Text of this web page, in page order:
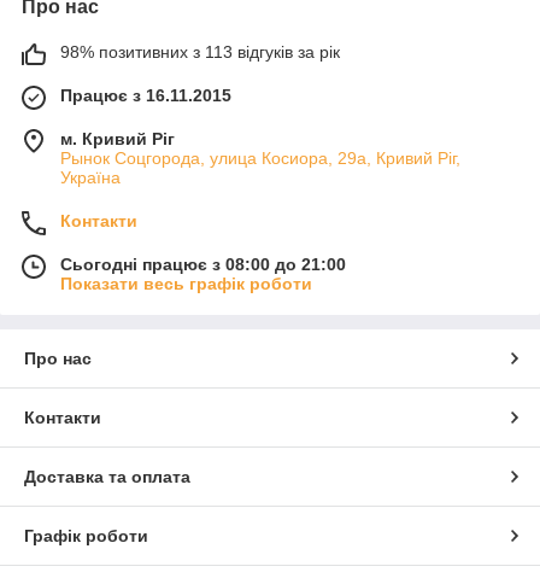
Про нас
98% позитивних з 113 відгуків за рік
Працює з 16.11.2015
м. Кривий Ріг
Рынок Соцгорода, улица Косиора, 29а, Кривий Ріг,
Україна
Контакти
Сьогодні працює з 08:00 до 21:00
Показати весь графік роботи
Про нас
Контакти
Доставка та оплата
Графік роботи